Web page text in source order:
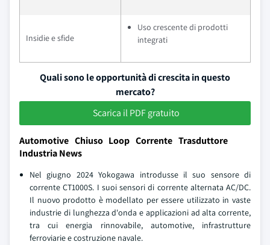
Insidie e sfide
Uso crescente di prodotti
integrati
Quali sono le opportunità di crescita in questo
mercato?
Scarica il PDF gratuito
Automotive Chiuso Loop Corrente Trasduttore
Industria News
Nel giugno 2024 Yokogawa introdusse il suo sensore di
corrente CT1000S. I suoi sensori di corrente alternata AC/DC.
Il nuovo prodotto è modellato per essere utilizzato in vaste
industrie di lunghezza d'onda e applicazioni ad alta corrente,
tra cui energia rinnovabile, automotive, infrastrutture
ferroviarie e costruzione navale.